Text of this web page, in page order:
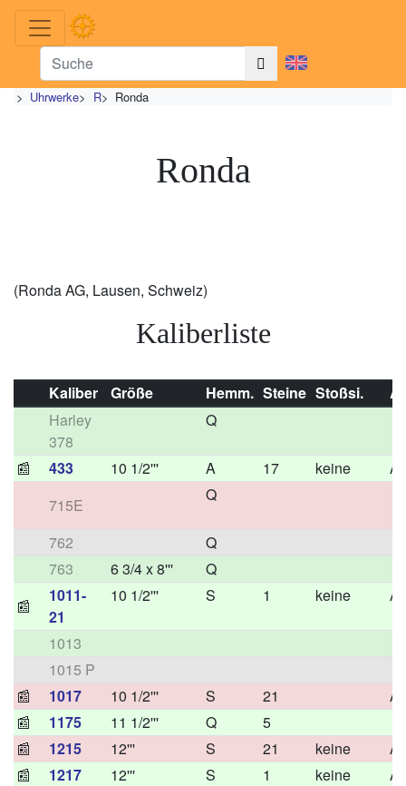
> Uhrwerke> R> Ronda
Ronda
(Ronda AG, Lausen, Schweiz)
Kaliberliste
Kaliber Größe Hemm. Steine Stoßsi.
Harley
378
Q
📰 433 10 1/2''' A 17 keine
715E
Q
762
Q
763
6 3/4 x 8'''
Q
📰
1011-
21
10 1/2''' S 1 keine
1013
1015 P
📰
1017 10 1/2''' S 21
📰
1175 11 1/2''' Q
5
📰
1215 12''' S 21 keine
📰
1217 12''' S 1 keine